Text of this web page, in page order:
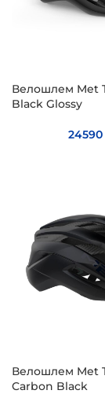
Велошлем Met
Black Glossy
Велошлем Met
Carbon Black